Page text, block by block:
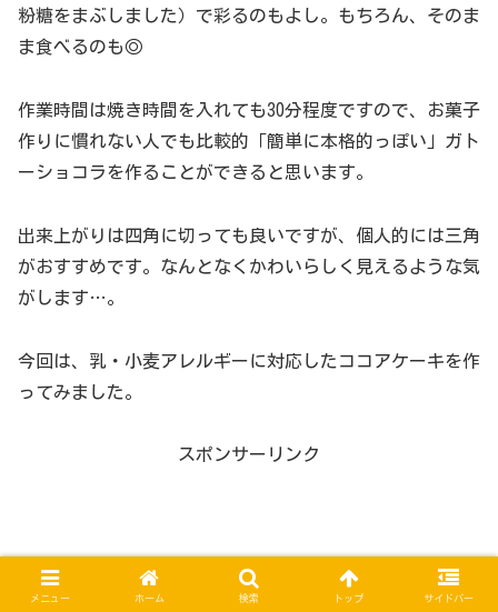
粉糖をまぶしました）で彩るのもよし。もちろん、そのま
ま食べるのも◎
作業時間は焼き時間を入れても30分程度ですので、お菓子
作りに慣れない人でも比較的「簡単に本格的っぽい」ガト
ーショコラを作ることができると思います。
出来上がりは四角に切っても良いですが、個人的には三角
がおすすめです。なんとなくかわいらしく見えるような気
がします…。
今回は、乳・小麦アレルギーに対応したココアケーキを作
ってみました。
スポンサーリンク
メニュー ホーム 検索 トップ サイドバー